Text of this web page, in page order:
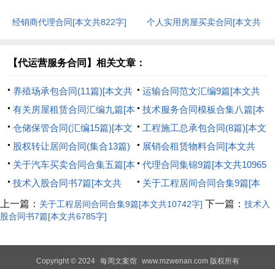
经销商代理合同[本文共822字]
个人实用房屋买卖合同[本文共
【代运营服务合同】相关文章：
养殖场承包合同(11篇)[本文共
5041字]
运输合同范文汇编9篇[本文共
13223字]
有关房屋租赁合同汇编九篇[本
文共6472字]
技术服务合同模板合集八篇[本
文共17073字]
仓储保管合同(汇编15篇)[本文
共21142字]
工程施工总承包合同(8篇)[本文
共27966字]
股权转让居间合同(集合13篇)
[本文共12176字]
展销会租赁物料合同[本文共
8479字]
关于汽车买卖合同合集五篇[本
文共10025字]
代理合同集锦9篇[本文共10965
字]
技术入股合同书7篇[本文共
6785字]
关于工程居间合同合集9篇[本
文共10742字]
上一篇： 关于工程居间合同合集9篇[本文共10742字] 下一篇： 技术入
股合同书7篇[本文共6785字]
Copyright © 2024 每周文案馆 www.mzwenan.com 版权所有